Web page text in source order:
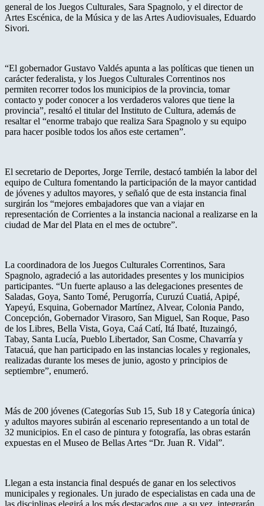
general de los Juegos Culturales, Sara Spagnolo, y el director de
Artes Escénica, de la Música y de las Artes Audiovisuales, Eduardo
Sivori.
“El gobernador Gustavo Valdés apunta a las políticas que tienen un
carácter federalista, y los Juegos Culturales Correntinos nos
permiten recorrer todos los municipios de la provincia, tomar
contacto y poder conocer a los verdaderos valores que tiene la
provincia”, resaltó el titular del Instituto de Cultura, además de
resaltar el “enorme trabajo que realiza Sara Spagnolo y su equipo
para hacer posible todos los años este certamen”.
El secretario de Deportes, Jorge Terrile, destacó también la labor del
equipo de Cultura fomentando la participación de la mayor cantidad
de jóvenes y adultos mayores, y señaló que de esta instancia final
surgirán los “mejores embajadores que van a viajar en
representación de Corrientes a la instancia nacional a realizarse en la
ciudad de Mar del Plata en el mes de octubre”.
La coordinadora de los Juegos Culturales Correntinos, Sara
Spagnolo, agradeció a las autoridades presentes y los municipios
participantes. “Un fuerte aplauso a las delegaciones presentes de
Saladas, Goya, Santo Tomé, Perugorría, Curuzú Cuatiá, Apipé,
Yapeyú, Esquina, Gobernador Martínez, Alvear, Colonia Pando,
Concepción, Gobernador Virasoro, San Miguel, San Roque, Paso
de los Libres, Bella Vista, Goya, Caá Catí, Itá Ibaté, Ituzaingó,
Tabay, Santa Lucía, Pueblo Libertador, San Cosme, Chavarría y
Tatacuá, que han participado en las instancias locales y regionales,
realizadas durante los meses de junio, agosto y principios de
septiembre”, enumeró.
Más de 200 jóvenes (Categorías Sub 15, Sub 18 y Categoría única)
y adultos mayores subirán al escenario representando a un total de
32 municipios. En el caso de pintura y fotografía, las obras estarán
expuestas en el Museo de Bellas Artes “Dr. Juan R. Vidal”.
Llegan a esta instancia final después de ganar en los selectivos
municipales y regionales. Un jurado de especialistas en cada una de
las disciplinas elegirá a los más destacados que, a su vez, integrarán